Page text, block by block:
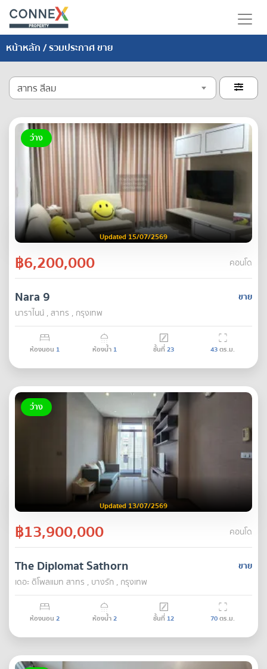
หน้าหลัก/ รวมประกาศ ขาย
สาทร สีลม 
ว่าง
Updated 15/07/2569
฿6,200,000 คอนโด
ขาย
Nara 9
นาราไนน์ , สาทร , กรุงเทพ
ห้องนอน 1 ห้องน้ำ 1 ชั้นที่23 43ตร.ม.
ว่าง
Updated 13/07/2569
฿13,900,000 คอนโด
ขาย
The Diplomat Sathorn
เดอะ ดิโพลแมท สาทร , บางรัก , กรุงเทพ
ห้องนอน 2 ห้องน้ำ2 ชั้นที่ 12 70ตร.ม.